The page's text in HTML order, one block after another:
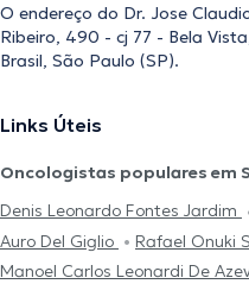
O endereço do Dr. Jose
Ribeiro, 490 - cj 77 - Bela
Brasil, São Paulo (SP).
Links Úteis
Oncologistas populares em
Denis Leonardo Fontes Jardim
Auro Del Giglio
Rafael Onuki
Manoel Carlos Leonardi De